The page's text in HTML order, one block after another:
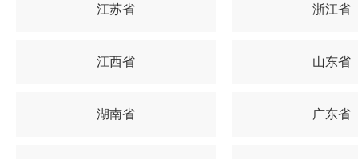
江苏省 浙江省
江西省 山东省
湖南省 广东省